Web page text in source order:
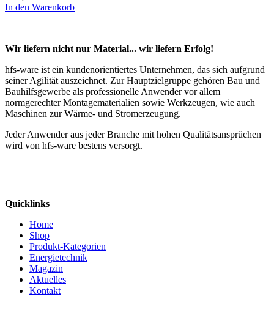
In den Warenkorb
Wir liefern nicht nur Material... wir liefern Erfolg!
hfs-ware ist ein kundenorientiertes Unternehmen, das sich aufgrund
seiner Agilität auszeichnet. Zur Hauptzielgruppe gehören Bau und
Bauhilfsgewerbe als professionelle Anwender vor allem
normgerechter Montagematerialien sowie Werkzeugen, wie auch
Maschinen zur Wärme- und Stromerzeugung.
Jeder Anwender aus jeder Branche mit hohen Qualitätsansprüchen
wird von hfs-ware bestens versorgt.
Quicklinks
Home
Shop
Produkt-Kategorien
Energietechnik
Magazin
Aktuelles
Kontakt